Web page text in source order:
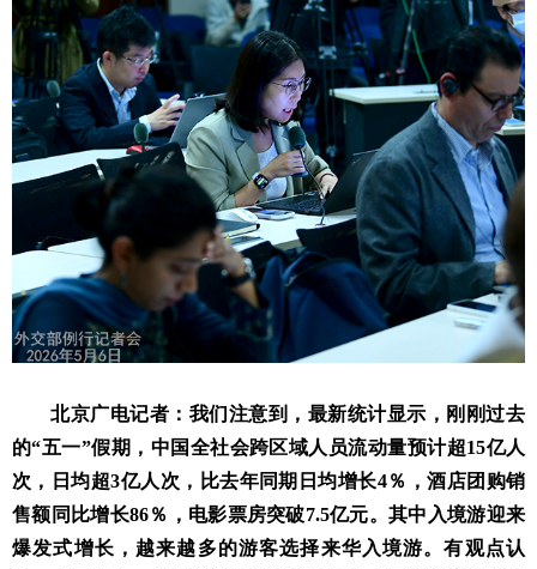
北京广电记者：我们注意到，最新统计显示，刚刚过去
的“五一”假期，中国全社会跨区域人员流动量预计超15亿人
次，日均超3亿人次，比去年同期日均增长4％，酒店团购销
售额同比增长86％，电影票房突破7.5亿元。其中入境游迎来
爆发式增长，越来越多的游客选择来华入境游。有观点认